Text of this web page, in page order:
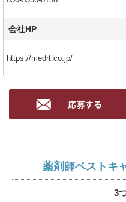
会社HP
https://medrt.co.jp/
薬剤師ベストキ
3